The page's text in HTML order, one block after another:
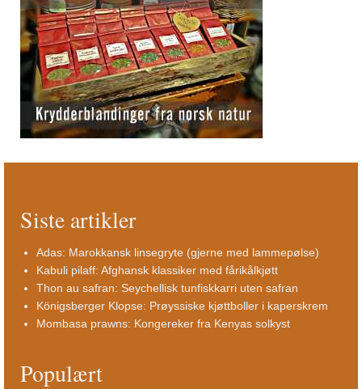
Siste artikler
Adas: Marokkansk linsegryte (gjerne med lammepølse)
Kabuli pilaff: Afghansk klassiker med fårikålkjøtt
Thon au safran: Seychellisk tunfiskkarri uten safran
Königsberger Klopse: Prøyssiske kjøttboller i kaperskrem
Mombasa prawns: Kongereker fra Kenyas solkyst
Populært